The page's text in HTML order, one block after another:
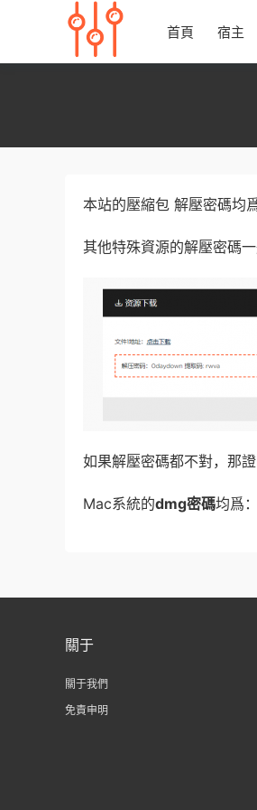
首頁 宿主
本站的壓縮包 解壓密碼均爲
其他特殊資源的解壓密碼
如果解壓密碼都不對，那
Mac系統的dmg密碼均爲
關于
關于我們
免責申明